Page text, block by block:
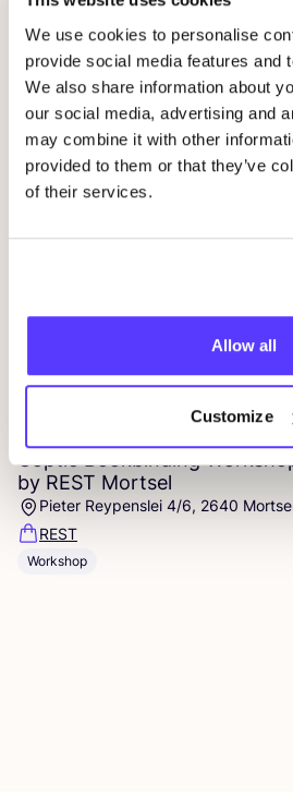
We use cookies to personalise
provide social media features and
We also share information about
our social media, advertising and
may combine it with other
provided to them or that they’ve
of their services.
Allow all
Customize
Coptic Bookbinding
by REST Mortsel
Pieter Reypenslei 4/6, 2640
REST
Workshop